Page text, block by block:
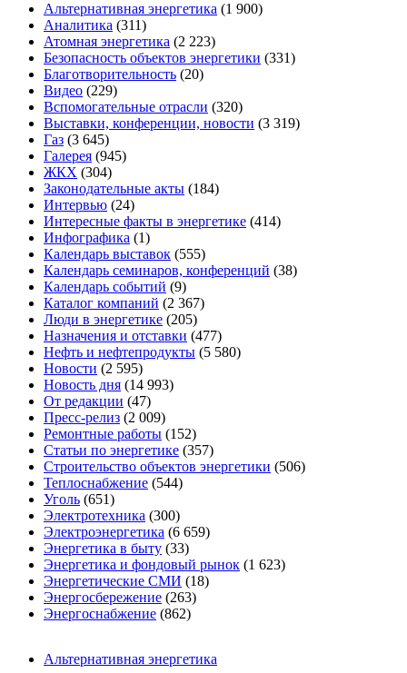
Альтернативная энергетика (1 900)
Аналитика (311)
Атомная энергетика (2 223)
Безопасность объектов энергетики (331)
Благотворительность (20)
Видео (229)
Вспомогательные отрасли (320)
Выставки, конференции, новости (3 319)
Газ (3 645)
Галерея (945)
ЖКХ (304)
Законодательные акты (184)
Интервью (24)
Интересные факты в энергетике (414)
Инфографика (1)
Календарь выставок (555)
Календарь семинаров, конференций (38)
Календарь событий (9)
Каталог компаний (2 367)
Люди в энергетике (205)
Назначения и отставки (477)
Нефть и нефтепродукты (5 580)
Новости (2 595)
Новость дня (14 993)
От редакции (47)
Пресс-релиз (2 009)
Ремонтные работы (152)
Статьи по энергетике (357)
Строительство объектов энергетики (506)
Теплоснабжение (544)
Уголь (651)
Электротехника (300)
Электроэнергетика (6 659)
Энергетика в быту (33)
Энергетика и фондовый рынок (1 623)
Энергетические СМИ (18)
Энергосбережение (263)
Энергоснабжение (862)
Альтернативная энергетика